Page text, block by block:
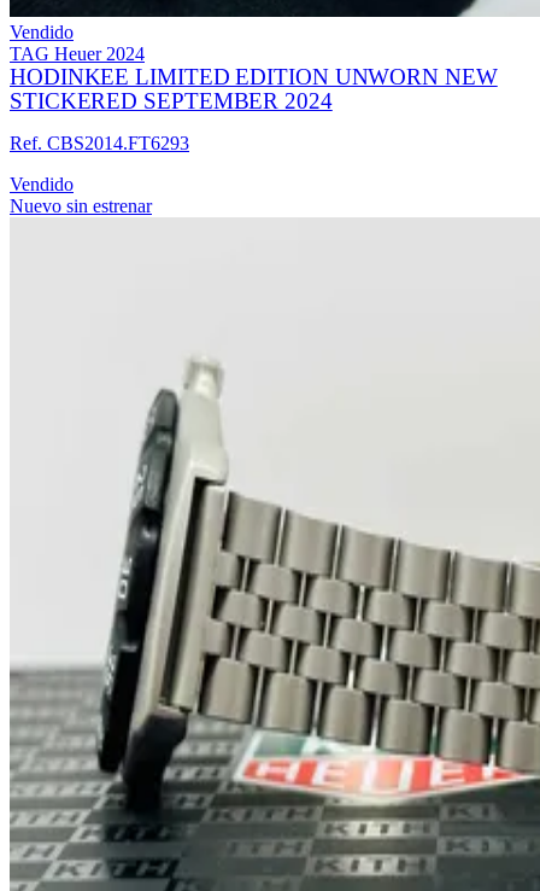
Vendido
TAG Heuer 2024
HODINKEE LIMITED EDITION UNWORN NEW
STICKERED SEPTEMBER 2024
Ref. CBS2014.FT6293
Vendido
Nuevo sin estrenar